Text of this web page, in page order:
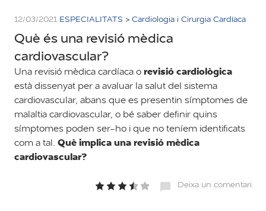
12/03/2021 ESPECIALITATS > Cardiologia i Cirurgia Cardíaca
Què és una revisió mèdica
cardiovascular?
Una revisió mèdica cardíaca o revisió cardiològica
està dissenyat per a avaluar la salut del sistema
cardiovascular, abans que es presentin símptomes de
malaltia cardiovascular, o bé saber definir quins
símptomes poden ser-ho i que no teníem identificats
com a tal. Què implica una revisió mèdica
cardiovascular?
Deixa un comentari